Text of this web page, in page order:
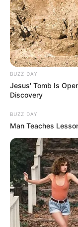
BUZZ DAY
Jesus' Tomb Is
Discovery
BUZZ DAY
Man Teaches